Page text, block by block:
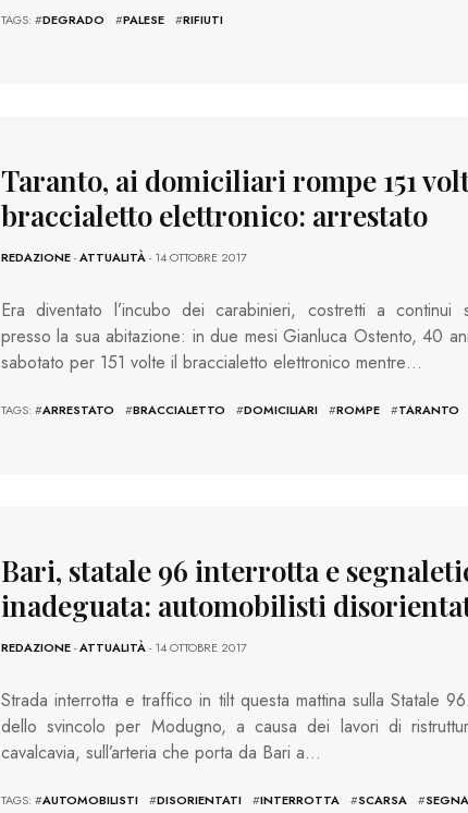
TAGS: #DEGRADO #PALESE #RIFIUTI
Taranto, ai domiciliari rompe 151
braccialetto elettronico: arrestato
REDAZIONE-ATTUALITÀ- 14 OTTOBRE 2017
Era diventato l’incubo dei carabinieri, costretti a continui
presso la sua abitazione: in due mesi Gianluca Ostento, 40
sabotato per 151 volte il braccialetto elettronico mentre…
TAGS: #ARRESTATO #BRACCIALETTO #DOMICILIARI #ROMPE #TARANTO
Bari, statale 96 interrotta e
inadeguata: automobilisti
REDAZIONE-ATTUALITÀ- 14 OTTOBRE 2017
Strada interrotta e traffico in tilt questa mattina sulla Statale
dello svincolo per Modugno, a causa dei lavori di
cavalcavia, sull’arteria che porta da Bari a…
TAGS: #AUTOMOBILISTI #DISORIENTATI #INTERROTTA #SCARSA #